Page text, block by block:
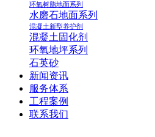
环氧树脂地面系列
水磨石地面系列
混凝土新型养护剂
混凝土固化剂
环氧地坪系列
石英砂
新闻资讯
服务体系
工程案例
联系我们